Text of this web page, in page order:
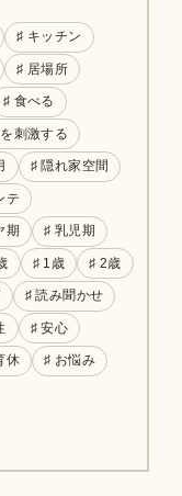
♯ キッチン
♯ 居場所
♯ 食べる
刺激する
♯ 隠れ家空間
テ
期 ♯ 乳児期
♯ 1歳 ♯ 2歳
♯ 読み聞かせ
♯ 安心
休 ♯ お悩み